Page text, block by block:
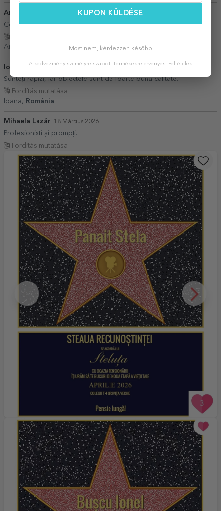
Ana Bolocan 15 Március 2026
Colaborare foarte buna. Expediere rapida
Ana Bolocan,
Románia
Ioana 06 Június 2026
Sunteți rapizi, iar obiectele sunt de foarte bună calitate.
Fordítás mutatása
Ioana,
Románia
Mihaela Lazăr 18 Március 2026
Profesioniști și prompți.
Fordítás mutatása
KUPON KÜLDÉSE
Most nem, kérdezzen később
A kedvezmény személyre szabott termékekre érvényes. Feltételek